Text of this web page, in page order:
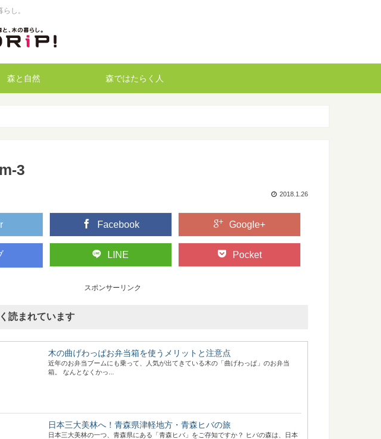
し。
森と自然 森ではたらく人
3
2018.1.26
Facebook Google+
LINE Pocket
スポンサーリンク
読まれています
木の曲げわっぱお弁当箱を使うメリットと注意点
近年のお弁当ブームにも乗って、人気が出てきている木の「曲げわっぱ」のお弁当
箱。 なんとなくかっ...
日本三大美林へ！青森県津軽地方・青森ヒバの旅
日本三大美林の一つ、青森県にある「青森ヒバ」をご存知ですか？ ヒバの森は、日本